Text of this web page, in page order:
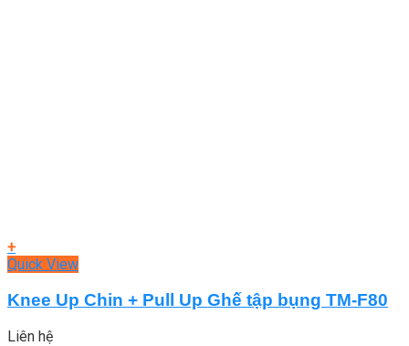
+
Quick View
Knee Up Chin + Pull Up Ghế tập bụng TM-F80
Liên hệ